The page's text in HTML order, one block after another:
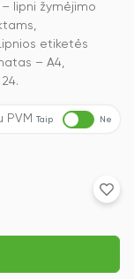
lipni žymėjimo
etiketės
– A4,
PVM Taip Ne